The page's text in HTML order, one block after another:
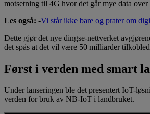
motsetning til 4G hvor det går mye data
Les også: -Vi står ikke bare og prater om
Dette gjør det nye dingse-nettverket
det spås at det vil være 50 milliarder
Først i verden med smart
Under lanseringen ble det presentert IoT-
verden for bruk av NB-IoT i landbruket.